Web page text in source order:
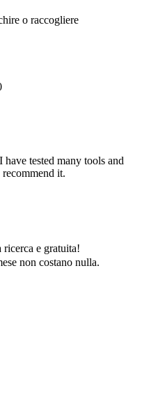
o raccogliere
tested many tools and
it.
e gratuita!
non costano nulla.